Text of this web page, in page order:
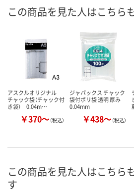
この商品を見た人はこちら
アスクルオリジナル
チャック袋（チャック付
き袋） 0.04m…
￥370～（税込）
ジャパックス チャック
袋付ポリ袋 透明 厚み
0.04mm
￥438～（税込）
この商品を見た人はこちら
す